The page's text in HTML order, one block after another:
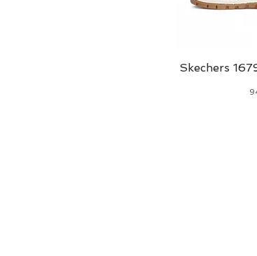
Skechers